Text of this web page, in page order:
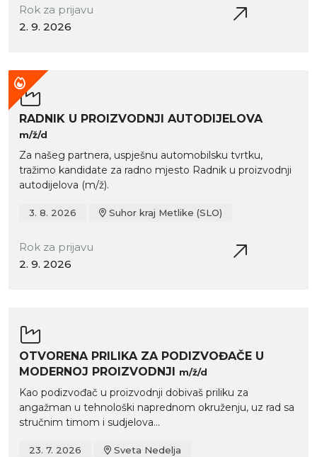
Rok za prijavu
2. 9. 2026
RADNIK U PROIZVODNJI AUTODIJELOVA
m/ž/d
Za našeg partnera, uspješnu automobilsku tvrtku,
tražimo kandidate za radno mjesto Radnik u proizvodnji
autodijelova (m/ž).
3. 8. 2026 Suhor kraj Metlike (SLO)
Rok za prijavu
2. 9. 2026
OTVORENA PRILIKA ZA PODIZVOĐAČE U
MODERNOJ PROIZVODNJI
m/ž/d
Kao podizvođač u proizvodnji dobivaš priliku za
angažman u tehnološki naprednom okruženju, uz rad sa
stručnim timom i sudjelova...
23. 7. 2026 Sveta Nedelja